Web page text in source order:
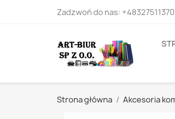
Zadzwoń do nas: +48327511370
Strona główna Akcesoria